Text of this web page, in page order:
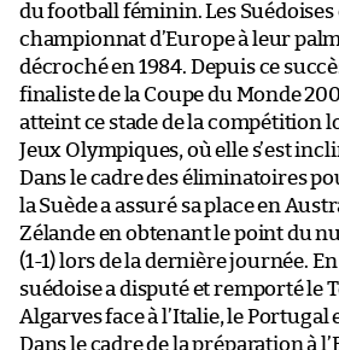
du football féminin. Les
championnat d’Europe à leur
décroché en 1984. Depuis ce
finaliste de la Coupe du Monde
atteint ce stade de la compétition
Jeux Olympiques, où elle s’est
Dans le cadre des éliminatoires
la Suède a assuré sa place en
Zélande en obtenant le point du
(1-1) lors de la dernière journée.
suédoise a disputé et remporté le
Algarves face à l’Italie, le Portugal
Dans le cadre de la préparation à